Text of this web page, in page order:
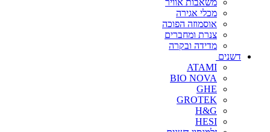
מכלי אגירה
אוסמוזה הפוכה
צנרת ומחברים
מדידה ובקרה
דשנים
ATAMI
BIO NOVA
GHE
GROTEK
H&G
HESI